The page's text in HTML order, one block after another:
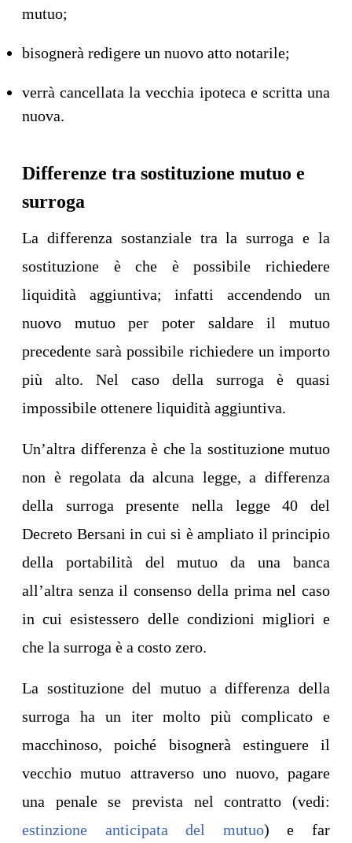
mutuo;
bisognerà redigere un nuovo atto notarile;
verrà cancellata la vecchia ipoteca e scritta una
nuova.
Differenze tra sostituzione mutuo e
surroga
La differenza sostanziale tra la surroga e la
sostituzione è che è possibile richiedere
liquidità aggiuntiva; infatti accendendo un
nuovo mutuo per poter saldare il mutuo
precedente sarà possibile richiedere un importo
più alto. Nel caso della surroga è quasi
impossibile ottenere liquidità aggiuntiva.
Un’altra differenza è che la sostituzione mutuo
non è regolata da alcuna legge, a differenza
della surroga presente nella legge 40 del
Decreto Bersani in cui si è ampliato il principio
della portabilità del mutuo da una banca
all’altra senza il consenso della prima nel caso
in cui esistessero delle condizioni migliori e
che la surroga è a costo zero.
La sostituzione del mutuo a differenza della
surroga ha un iter molto più complicato e
macchinoso, poiché bisognerà estinguere il
vecchio mutuo attraverso uno nuovo, pagare
una penale se prevista nel contratto (vedi:
estinzione anticipata del mutuo) e far